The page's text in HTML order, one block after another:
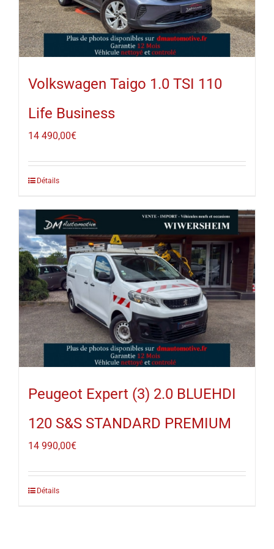
Volkswagen Taigo 1.0 TSI 110
Life Business
14 490,00€
Détails
Peugeot Expert (3) 2.0 BLUEHDI
120 S&S STANDARD PREMIUM
14 990,00€
Détails